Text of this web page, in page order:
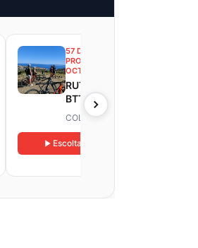
57 DATAS
PROPERA DEL 9 ABRIL AL 29
OCTUBRE
RUTA OENOTURÍSTICA EN
BTT ELÈCTRICA A
COLLIOURE
COLLIOURE
Escoltar